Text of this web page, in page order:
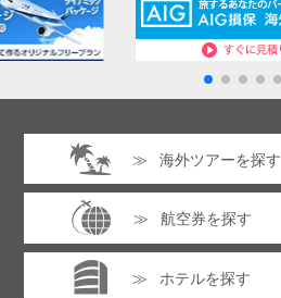
海外ツアーを探す
航空券を探す
ホテルを探す